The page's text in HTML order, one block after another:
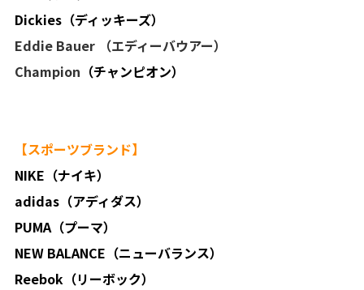
Dickies（ディッキーズ）
Eddie Bauer
（エディーバウアー）
Champion （チャンピオン）
【スポーツブランド】
NIKE（ナイキ）
adidas（アディダス）
PUMA（プーマ）
NEW BALANCE（ニューバランス）
Reebok（リーボック）